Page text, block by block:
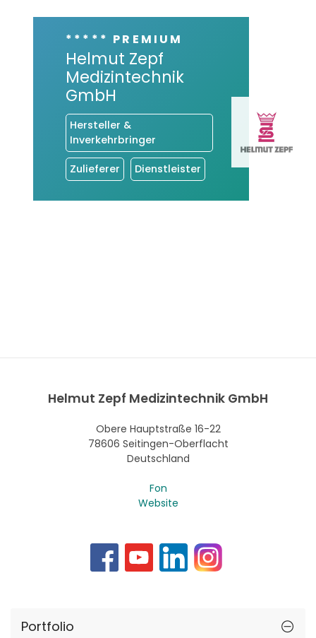
***** PREMIUM
Helmut Zepf
Medizintechnik
GmbH
Hersteller &
Inverkehrbringer
Zulieferer Dienstleister
Helmut Zepf Medizintechnik GmbH
Obere Hauptstraße 16-22
78606 Seitingen-Oberflacht
Deutschland
Fon
Website
Portfolio